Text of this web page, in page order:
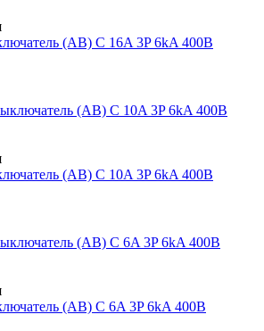
(АВ) C 16A 3P 6kA 400В
(АВ) C 10A 3P 6kA 400В
(АВ) C 6A 3P 6kA 400В